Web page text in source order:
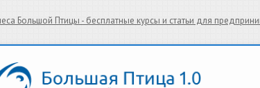
Большой Птицы - бесплатные курсы и статьи для